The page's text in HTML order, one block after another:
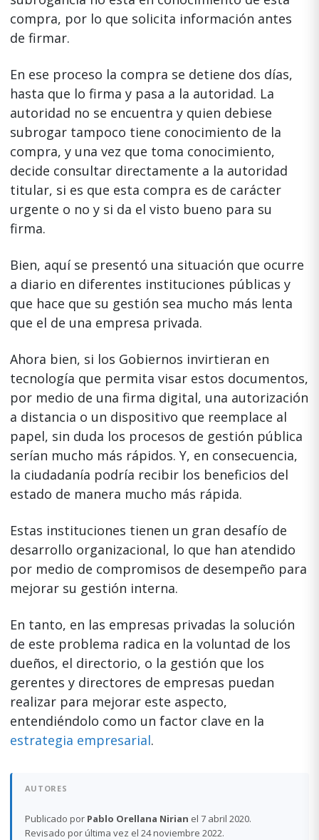
compra, por lo que solicita información antes
de firmar.
En ese proceso la compra se detiene dos días,
hasta que lo firma y pasa a la autoridad. La
autoridad no se encuentra y quien debiese
subrogar tampoco tiene conocimiento de la
compra, y una vez que toma conocimiento,
decide consultar directamente a la autoridad
titular, si es que esta compra es de carácter
urgente o no y si da el visto bueno para su
firma.
Bien, aquí se presentó una situación que ocurre
a diario en diferentes instituciones públicas y
que hace que su gestión sea mucho más lenta
que el de una empresa privada.
Ahora bien, si los Gobiernos invirtieran en
tecnología que permita visar estos documentos,
por medio de una firma digital, una autorización
a distancia o un dispositivo que reemplace al
papel, sin duda los procesos de gestión pública
serían mucho más rápidos. Y, en consecuencia,
la ciudadanía podría recibir los beneficios del
estado de manera mucho más rápida.
Estas instituciones tienen un gran desafío de
desarrollo organizacional, lo que han atendido
por medio de compromisos de desempeño para
mejorar su gestión interna.
En tanto, en las empresas privadas la solución
de este problema radica en la voluntad de los
dueños, el directorio, o la gestión que los
gerentes y directores de empresas puedan
realizar para mejorar este aspecto,
entendiéndolo como un factor clave en la
estrategia empresarial.
AUTORES
Publicado por Pablo Orellana Nirian el 7 abril 2020.
Revisado por última vez el 24 noviembre 2022.